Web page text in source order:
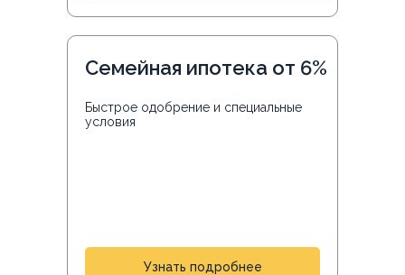
Семейная ипотека от 6%
Быстрое одобрение и специальные
условия
Узнать подробнее